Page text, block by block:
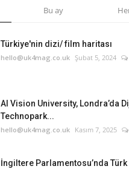
Bu ay
Türkiye'nin dizi/ film haritası
hello@uk4mag.co.uk Şubat 5, 2024
AI Vision University, Londra’da
Technopark...
hello@uk4mag.co.uk Kasım 7, 2025
İngiltere Parlamentosu’nda